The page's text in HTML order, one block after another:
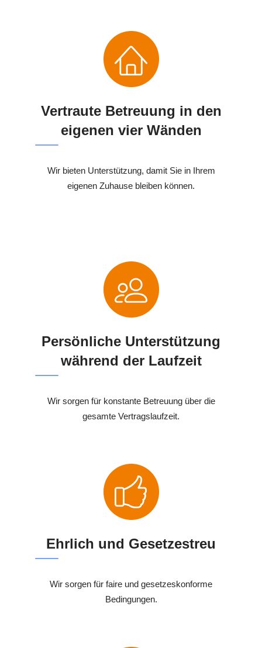
Vertraute Betreuung in den
eigenen vier Wänden
Wir bieten Unterstützung, damit Sie in Ihrem
eigenen Zuhause bleiben können.
Persönliche Unterstützung
während der Laufzeit
Wir sorgen für konstante Betreuung über die
gesamte Vertragslaufzeit.
Ehrlich und Gesetzestreu
Wir sorgen für faire und gesetzeskonforme
Bedingungen.